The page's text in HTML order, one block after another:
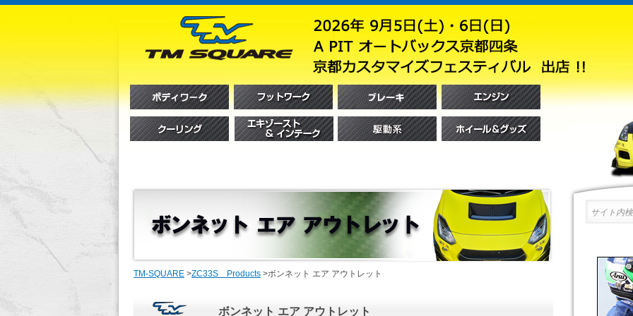
サイト内
TM-SQUARE >ZC33S Products >ボンネット エア アウトレット
ボンネット エア アウトレット